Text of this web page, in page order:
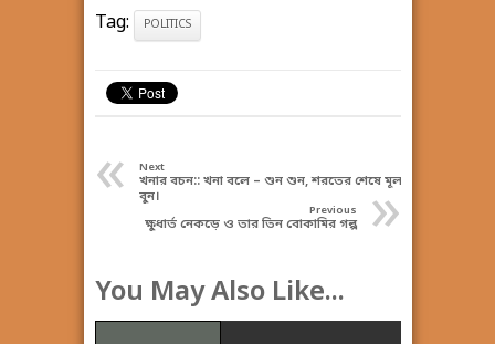
Tag: POLITICS
« Next
খনার বচন:: খনা বলে – শুন শুন, শরতের শেষে মূলা
বুন।
»
Previous
ক্ষুধার্ত নেকড়ে ও তার তিন বোকামির গল্প
You May Also Like...